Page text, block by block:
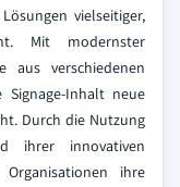
vielseitiger,
Mit modernster
aus verschiedenen
Inhalt neue
Durch die Nutzung
ihrer innovativen
ihre